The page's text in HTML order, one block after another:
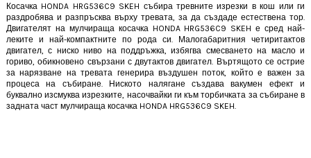
Косачка HONDA HRG536C9 SKEH събира тревните изрезки в кош или ги
раздробява и разпръсква върху тревата, за да създаде естествена тор.
Двигателят на мулчираща косачка HONDA HRG536C9 SKEH е сред най-
леките и най-компактните по рода си. Малогабаритния четиритактов
двигател, с ниско ниво на поддръжка, избягва смесването на масло и
гориво, обикновено свързани с двутактов двигател. Въртящото се острие
за нарязване на тревата генерира въздушен поток, който е важен за
процеса на събиране. Ниското налягане създава вакумен ефект и
буквално изсмуква изрезките, насочвайки ги към торбичката за събиране в
задната част мулчираща косачка HONDA HRG536C9 SKEH.